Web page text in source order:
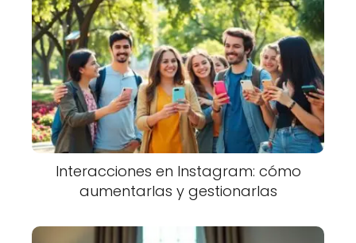
Interacciones en Instagram: cómo
aumentarlas y gestionarlas